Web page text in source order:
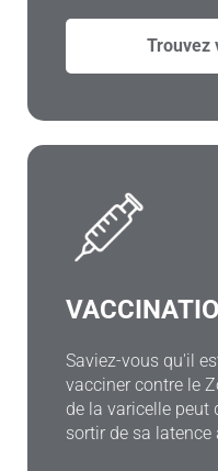
Trouvez
Saviez-vous qu'il
vacciner contre le
de la varicelle peut
sortir de sa latence